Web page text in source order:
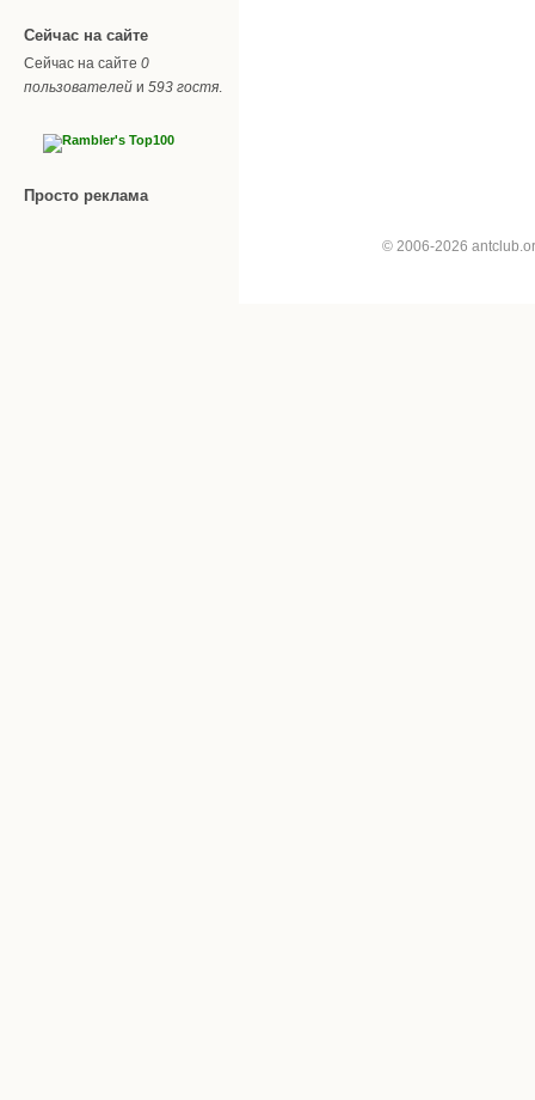
Сейчас на сайте
Сейчас на сайте 0
пользователей и 593 гостя.
Просто реклама
© 2006-2026